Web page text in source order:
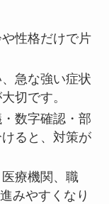
性格だけで片
急な強い症状
切です。
数字確認・部
ると、対策が
療機関、職
みやすくなり